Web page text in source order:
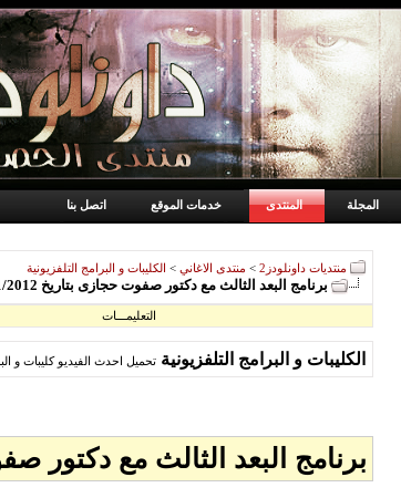
المجلة المنتدى خدمات الموقع اتصل بنا
منتديات داونلودز2 > منتدى الاغاني > الكليبات و البرامج التلفزيونية
برنامج البعد الثالث مع دكتور صفوت حجازى بتاريخ 12/1/2012
التعليمـــات
الكليبات و البرامج التلفزيونية تحميل احدث الفيديو كليبات و
برنامج البعد الثالث مع دكتور صفوت